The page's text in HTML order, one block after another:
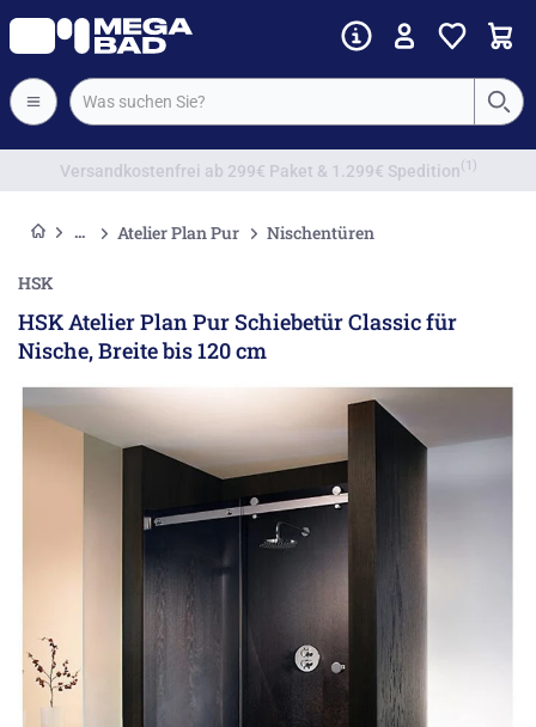
Vorkassenrabatt
Atelier Plan Pur Nischentüren
HSK
HSK Atelier Plan Pur Schiebetür Classic für
Nische, Breite bis 120 cm